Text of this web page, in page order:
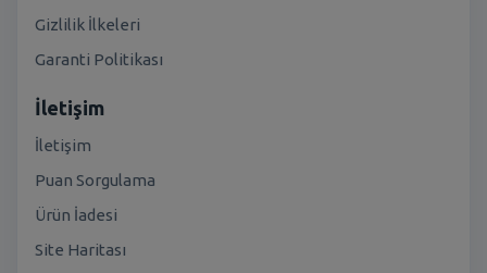
Gizlilik İlkeleri
Garanti Politikası
İletişim
İletişim
Puan Sorgulama
Ürün İadesi
Site Haritası